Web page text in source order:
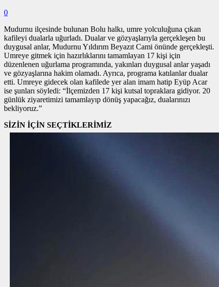
0
Mudurnu ilçesinde bulunan Bolu halkı, umre yolculuğuna çıkan
kafileyi dualarla uğurladı. Dualar ve gözyaşlarıyla gerçekleşen bu
duygusal anlar, Mudurnu Yıldırım Beyazıt Cami önünde gerçekleşti.
Umreye gitmek için hazırlıklarını tamamlayan 17 kişi için
düzenlenen uğurlama programında, yakınları duygusal anlar yaşadı
ve gözyaşlarına hakim olamadı. Ayrıca, programa katılanlar dualar
etti. Umreye gidecek olan kafilede yer alan imam hatip Eyüp Acar
ise şunları söyledi: “İlçemizden 17 kişi kutsal topraklara gidiyor. 20
günlük ziyaretimizi tamamlayıp dönüş yapacağız, dualarınızı
bekliyoruz.”
SİZİN İÇİN SEÇTİKLERİMİZ